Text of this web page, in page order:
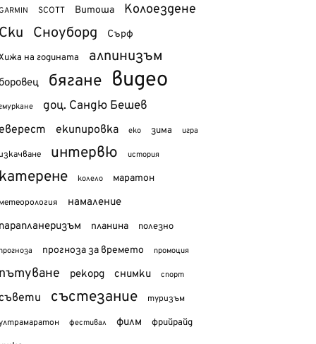
SCOTT Витоша Колоездене
Сноуборд Сърф
на годината алпинизъм
бягане видео
доц. Сандю Бешев
екипировка еко зима игра
интервю история
колело маратон
намаление
планина полезно
прогноза за времето промоция
рекорд снимки спорт
състезание туризъм
фестивал филм фрийрайд